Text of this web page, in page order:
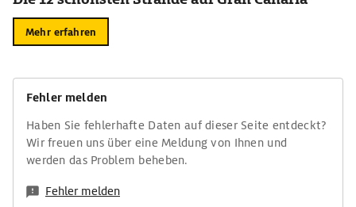
Mehr erfahren
Fehler melden
Haben Sie fehlerhafte Daten auf dieser Seite entdeckt?
Wir freuen uns über eine Meldung von Ihnen und
werden das Problem beheben.
Fehler melden